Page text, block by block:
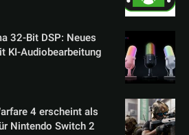
32-Bit DSP: Neues
KI-Audiobearbeitung
4 erscheint als
Nintendo Switch 2